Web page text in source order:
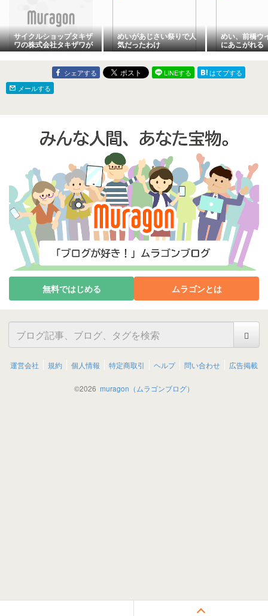
サイクルショップタキザ
ワの株式会社タキザワが
自己破産へ
めいがあじさい祭りで人
気だったわけ
めい、前橋ウ
にあこがれる
シェアする LINEする
はてブする
メールする
無料ではじめる ムラゴンとは
運営会社 規約 個人情報 特定商取引 ヘルプ 問い合わせ 広告掲載
©2026 muragon（ムラゴンブログ）